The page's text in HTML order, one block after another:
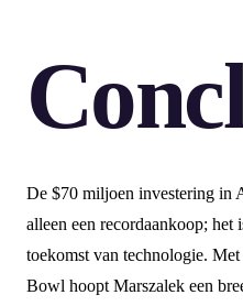
De $70 miljoen investering in
alleen een recordaankoop; het
toekomst van technologie.
Bowl hoopt Marszalek een